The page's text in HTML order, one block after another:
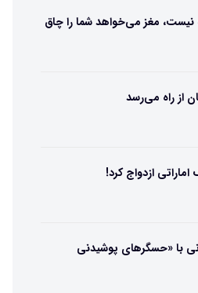
مغز می‌خواهد شما را چاق
از راه می‌رسد
ازدواج کرد!
با «حسگرهای پوشیدنی